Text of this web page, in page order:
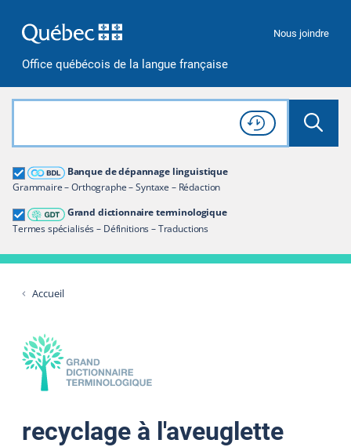
Office québécois de la langue française
Nous joindre
Rechercher dans tout le site
Lancer
Consulter l'
Historique
de recherche
Banque de dépannage linguistique
Grammaire – Orthographe – Syntaxe – Rédaction
Grand dictionnaire terminologique
Termes spécialisés – Définitions – Traductions
Grand dictionnaire terminologique
Restreindre aux termes
Accueil
recyclage à l'aveuglette